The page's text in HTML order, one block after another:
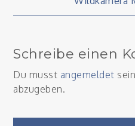
Schreibe einen
Du musst angemeldet
abzugeben.